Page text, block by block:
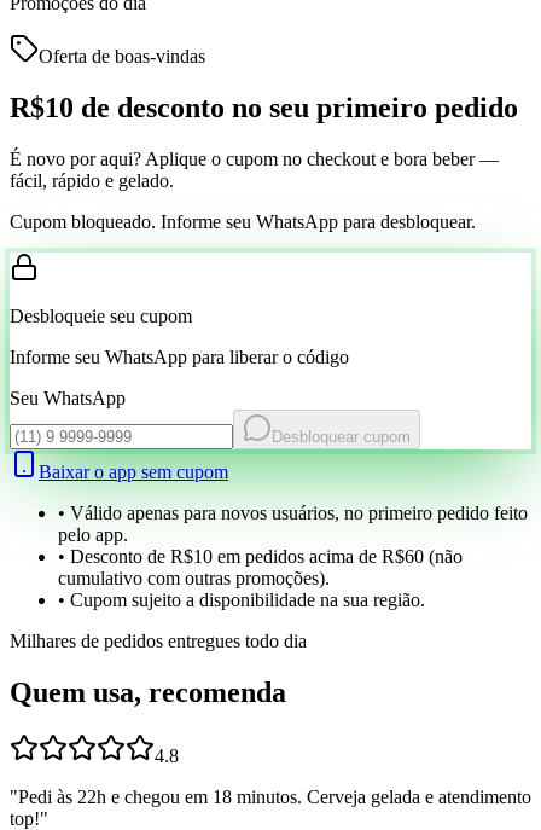
Oferta de boas-vindas
R$10 de desconto no seu primeiro pedido
É novo por aqui? Aplique o cupom no checkout e bora beber —
fácil, rápido e gelado.
Cupom bloqueado. Informe seu WhatsApp para desbloquear.
Desbloqueie seu cupom
Informe seu WhatsApp para liberar o código
Seu WhatsApp
Desbloquear cupom
Baixar o app sem cupom
• Válido apenas para novos usuários, no primeiro pedido feito
pelo app.
• Desconto de R$10 em pedidos acima de R$60 (não
cumulativo com outras promoções).
• Cupom sujeito a disponibilidade na sua região.
Milhares de pedidos entregues todo dia
Quem usa, recomenda
4.8
"Pedi às 22h e chegou em 18 minutos. Cerveja gelada e atendimento
top!"